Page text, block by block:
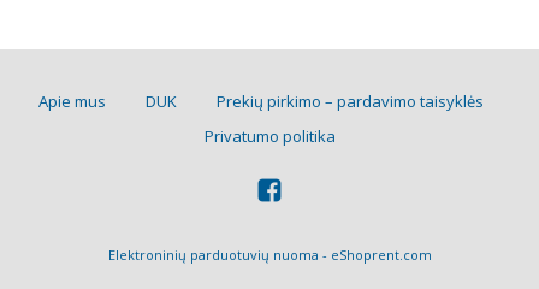
Apie mus DUK
Prekių pirkimo – pardavimo taisyklės
Privatumo politika
Elektroninių parduotuvių nuoma - eShoprent.com